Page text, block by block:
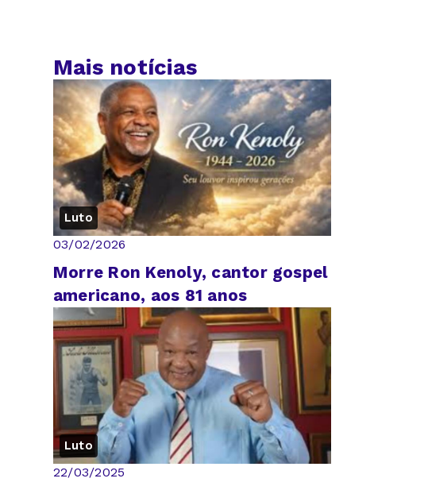
Mais notícias
Luto
03/02/2026
Morre Ron Kenoly, cantor gospel
americano, aos 81 anos
Luto
22/03/2025